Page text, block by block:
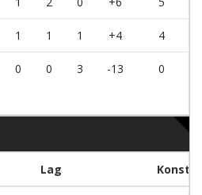
1 1 1 +4 4
0 0 3 -13 0
Lag